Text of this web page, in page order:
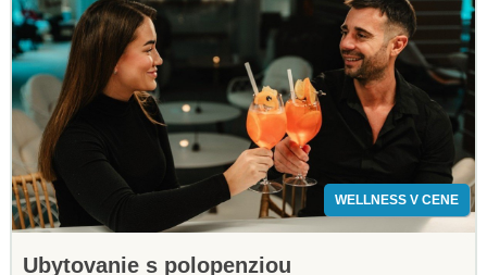
WELLNESS V CENE
Ubytovanie s polopenziou